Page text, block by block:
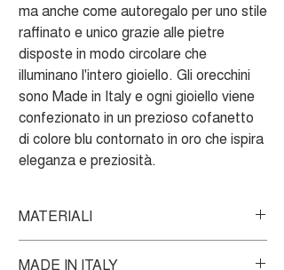
ma anche come autoregalo per uno stile
raffinato e unico grazie alle pietre
disposte in modo circolare che
illuminano l'intero gioiello. Gli orecchini
sono Made in Italy e ogni gioiello viene
confezionato in un prezioso cofanetto
di colore blu contornato in oro che ispira
eleganza e preziosità.
MATERIALI
MADE IN ITALY